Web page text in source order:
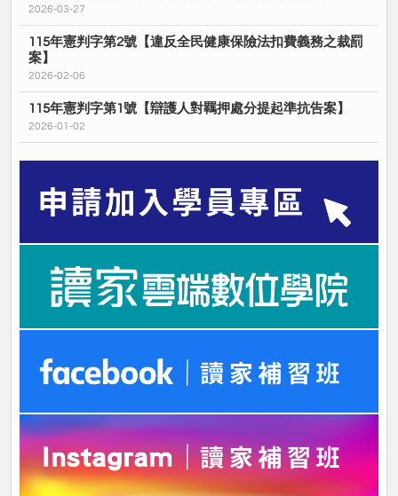
2026-03-27
115年憲判字第2號【違反全民健康保險法扣費義務之裁罰
案】
2026-02-06
115年憲判字第1號【辯護人對羈押處分提起準抗告案】
2026-01-02